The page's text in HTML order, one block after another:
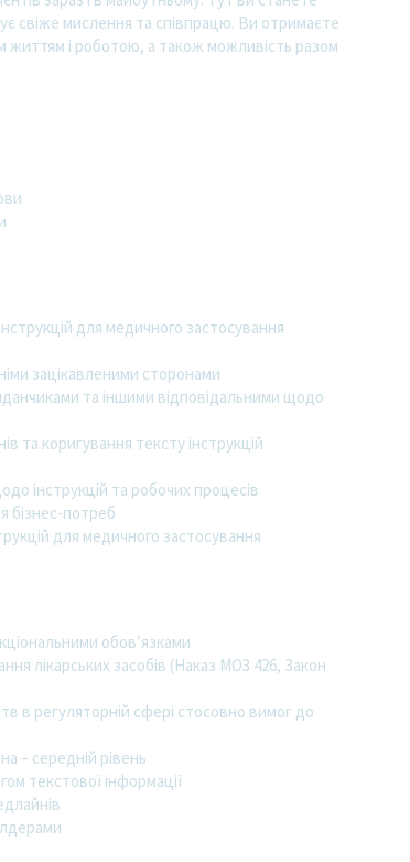
свіже мислення та співпрацю. Ви отримаєте
життям і роботою, а також можливість разом
для медичного застосування
зацікавленими сторонами
та іншими відповідальними щодо
та коригування тексту інструкцій
інструкцій та робочих процесів
бізнес-потреб
для медичного застосування
обов’язками
лікарських засобів (Наказ МОЗ 426, Закон
в регуляторній сфері стосовно вимог до
– середній рівень
текстової інформації